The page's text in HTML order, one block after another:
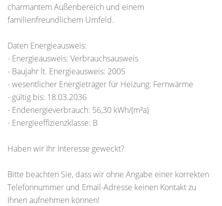
charmantem Außenbereich und einem
familienfreundlichem Umfeld.
Daten Energieausweis:
- Energieausweis: Verbrauchsausweis
- Baujahr lt. Energieausweis: 2005
- wesentlicher Energieträger für Heizung: Fernwärme
- gültig bis: 18.03.2036
- Endenergieverbrauch: 56,30 kWh/(m²a)
- Energieeffizienzklasse: B
Haben wir Ihr Interesse geweckt?
Bitte beachten Sie, dass wir ohne Angabe einer korrekten
Telefonnummer und Email-Adresse keinen Kontakt zu
Ihnen aufnehmen können!